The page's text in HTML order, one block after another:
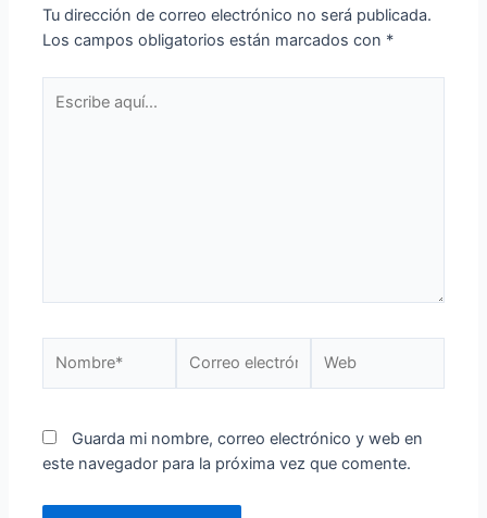
Tu dirección de correo electrónico no será publicada.
Los campos obligatorios están marcados con *
Guarda mi nombre, correo electrónico y web en
este navegador para la próxima vez que comente.